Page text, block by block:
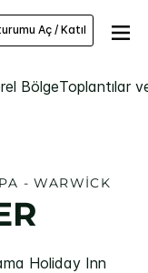
Aç / Katıl
BölgeToplantılar
- WARWICK
Holiday Inn